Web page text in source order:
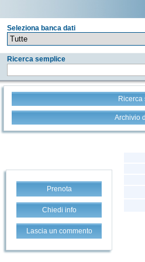
Seleziona banca dati
Ricerca semplice
Ricerca
Archivio
Prenota
Chiedi info
Lascia un commento